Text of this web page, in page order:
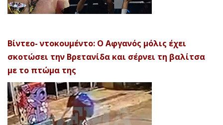
Βίντεο- ντοκουμέντο: Ο Αφγανός μόλις έχει
σκοτώσει την Βρετανίδα και σέρνει τη βαλίτσα
με το πτώμα της